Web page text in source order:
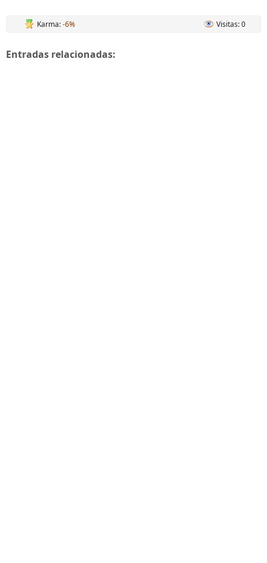
Karma:-6% Visitas: 0
Entradas relacionadas: